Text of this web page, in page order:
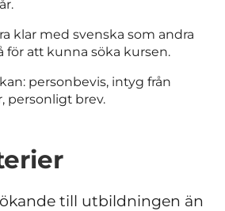
klar med svenska som andra
för att kunna söka kursen.
personbevis, intyg från
personligt brev.
till utbildningen än